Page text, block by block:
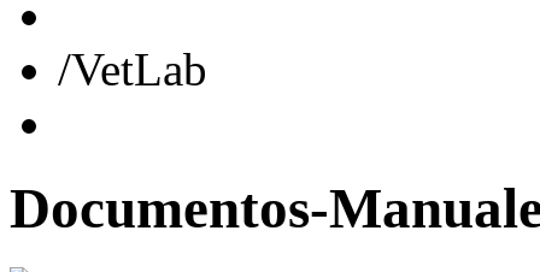
/VetLab
Documentos-